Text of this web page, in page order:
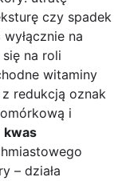
czy spadek
na
na roli
witaminy
redukcją oznak
i
kwas
– działa